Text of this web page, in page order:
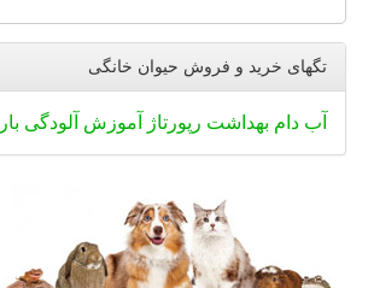
تگهای خرید و فروش حیوان خانگی
آب دام بهداشت رپورتاژ آموزش آلودگی